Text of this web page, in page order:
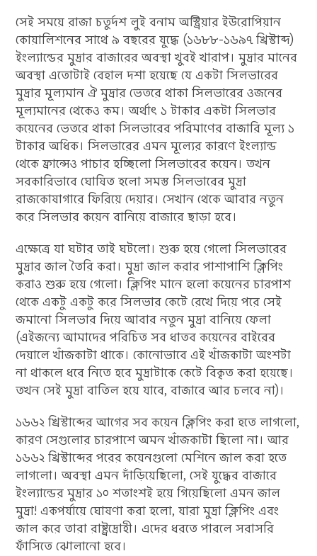
সেই সময়ে রাজা চতুর্দশ লুই বনাম অস্ট্রিয়ার ইউরোপিয়ান
কোয়ালিশনের সাথে ৯ বছরের যুদ্ধে (১৬৮৮-১৬৯৭ খ্রিস্টাব্দ)
ইংল্যান্ডের মুদ্রার বাজারের অবস্থা খুবই খারাপ। মুদ্রার মানের
অবস্থা এতোটাই বেহাল দশা হয়েছে যে একটা সিলভারের
মুদ্রার মূল্যমান ঐ মুদ্রার ভেতরে থাকা সিলভারের ওজনের
মূল্যমানের থেকেও কম। অর্থাৎ ১ টাকার একটা সিলভার
কয়েনের ভেতরে থাকা সিলভারের পরিমাণের বাজারি মূল্য ১
টাকার অধিক। সিলভারের এমন মূল্যের কারণে ইংল্যান্ড
থেকে ফ্রান্সেও পাচার হচ্ছিলো সিলভারের কয়েন। তখন
সরকারিভাবে ঘোষিত হলো সমস্ত সিলভারের মুদ্রা
রাজকোষাগারে ফিরিয়ে দেয়ার। সেখান থেকে আবার নতুন
করে সিলভার কয়েন বানিয়ে বাজারে ছাড়া হবে।
এক্ষেত্রে যা ঘটার তাই ঘটলো। শুরু হয়ে গেলো সিলভারের
মুদ্রার জাল তৈরি করা। মুদ্রা জাল করার পাশাপাশি ক্লিপিং
করাও শুরু হয়ে গেলো। ক্লিপিং মানে হলো কয়েনের চারপাশ
থেকে একটু একটু করে সিলভার কেটে রেখে দিয়ে পরে সেই
জমানো সিলভার দিয়ে আবার নতুন মুদ্রা বানিয়ে ফেলা
(এইজন্যে আমাদের পরিচিত সব ধাতব কয়েনের বাইরের
দেয়ালে খাঁজকাটা থাকে। কোনোভাবে এই খাঁজকাটা অংশটা
না থাকলে ধরে নিতে হবে মুদ্রাটাকে কেটে বিকৃত করা হয়েছে।
তখন সেই মুদ্রা বাতিল হয়ে যাবে, বাজারে আর চলবে না)।
১৬৬২ খ্রিস্টাব্দের আগের সব কয়েন ক্লিপিং করা হতে লাগলো,
কারণ সেগুলোর চারপাশে অমন খাঁজকাটা ছিলো না। আর
১৬৬২ খ্রিস্টাব্দের পরের কয়েনগুলো মেশিনে জাল করা হতে
লাগলো। অবস্থা এমন দাঁড়িয়েছিলো, সেই যুদ্ধের বাজারে
ইংল্যান্ডের মুদ্রার ১০ শতাংশই হয়ে গিয়েছিলো এমন জাল
মুদ্রা! একপর্যায়ে ঘোষণা করা হলো, যারা মুদ্রা ক্লিপিং এবং
জাল করে তারা রাষ্ট্রদ্রোহী। এদের ধরতে পারলে সরাসরি
ফাঁসিতে ঝোলানো হবে।